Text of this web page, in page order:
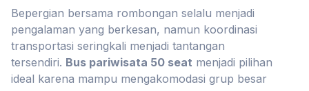
Bepergian bersama rombongan selalu menjadi
pengalaman yang berkesan, namun koordinasi
transportasi seringkali menjadi tantangan
tersendiri. Bus pariwisata 50 seat menjadi pilihan
ideal karena mampu mengakomodasi grup besar